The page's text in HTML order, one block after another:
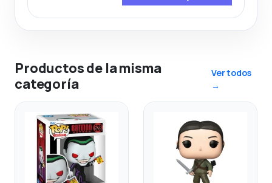
Productos de la misma
categoría
Ver todos
→